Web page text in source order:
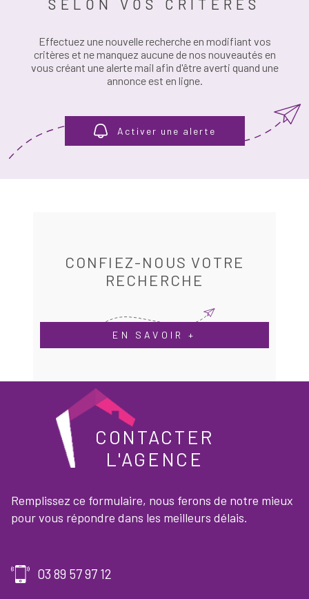
ESTIMATION
SELON VOS CRITÈRES
Effectuez une nouvelle recherche en modifiant vos
critères et ne manquez aucune de nos nouveautés en
vous créant une alerte mail afin d'être averti quand une
annonce est en ligne.
Activer une alerte
CONFIEZ-NOUS VOTRE
RECHERCHE
EN SAVOIR +
CONTACTER
L'AGENCE
Remplissez ce formulaire, nous ferons de notre mieux
pour vous répondre dans les meilleurs délais.
03 89 57 97 12
PLUS DE CRITÈRES
RECHERCHER